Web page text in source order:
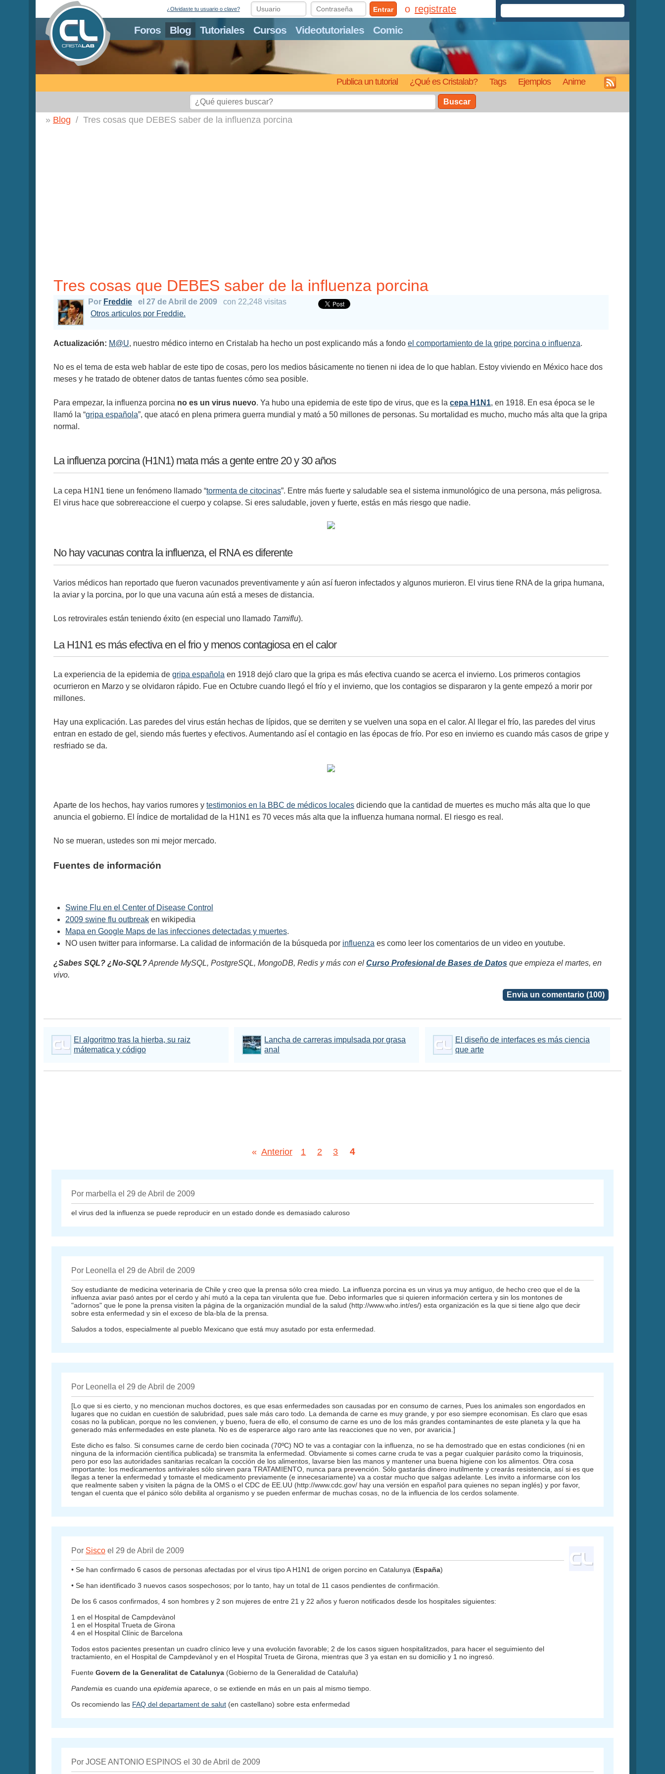
Foros Blog Tutoriales Cursos Videotutoriales Comic
Publica un tutorial ¿Qué es Cristalab? Tags Ejemplos Anime
¿Olvidaste tu usuario o clave? Entrar registrate
Buscar
Blog Tres cosas que DEBES saber de la influenza porcina
Tres cosas que DEBES saber de la influenza porcina
Por Freddie el 27 de Abril de 2009
con 22,248 visitas
Otros articulos por Freddie.
Actualización: M@U, nuestro médico interno en Cristalab ha hecho un post explicando más a fondo el comportamiento de la gripe porcina o influenza.
No es el tema de esta web hablar de este tipo de cosas, pero los medios básicamente no tienen ni idea de lo que hablan. Estoy viviendo en México hace dos
meses y he tratado de obtener datos de tantas fuentes cómo sea posible.
Para empezar, la influenza porcina no es un virus nuevo. Ya hubo una epidemia de este tipo de virus, que es la cepa H1N1, en 1918. En esa época se le
llamó la “gripa española”, que atacó en plena primera guerra mundial y mató a 50 millones de personas. Su mortalidad es mucho, mucho más alta que la gripa
normal.
La influenza porcina (H1N1) mata más a gente entre 20 y 30 años
La cepa H1N1 tiene un fenómeno llamado “tormenta de citocinas”. Entre más fuerte y saludable sea el sistema inmunológico de una persona, más peligrosa.
El virus hace que sobrereaccione el cuerpo y colapse. Si eres saludable, joven y fuerte, estás en más riesgo que nadie.
No hay vacunas contra la influenza, el RNA es diferente
Varios médicos han reportado que fueron vacunados preventivamente y aún así fueron infectados y algunos murieron. El virus tiene RNA de la gripa humana,
la aviar y la porcina, por lo que una vacuna aún está a meses de distancia.
Los retrovirales están teniendo éxito (en especial uno llamado Tamiflu).
La H1N1 es más efectiva en el frio y menos contagiosa en el calor
La experiencia de la epidemia de gripa española en 1918 dejó claro que la gripa es más efectiva cuando se acerca el invierno. Los primeros contagios
ocurrieron en Marzo y se olvidaron rápido. Fue en Octubre cuando llegó el frío y el invierno, que los contagios se dispararon y la gente empezó a morir por
millones.
Hay una explicación. Las paredes del virus están hechas de lípidos, que se derriten y se vuelven una sopa en el calor. Al llegar el frío, las paredes del virus
entran en estado de gel, siendo más fuertes y efectivos. Aumentando así el contagio en las épocas de frío. Por eso en invierno es cuando más casos de gripe y
resfriado se da.
Aparte de los hechos, hay varios rumores y testimonios en la BBC de médicos locales diciendo que la cantidad de muertes es mucho más alta que lo que
anuncia el gobierno. El índice de mortalidad de la H1N1 es 70 veces más alta que la influenza humana normal. El riesgo es real.
No se mueran, ustedes son mi mejor mercado.
Fuentes de información
Swine Flu en el Center of Disease Control
2009 swine flu outbreak en wikipedia
Mapa en Google Maps de las infecciones detectadas y muertes.
NO usen twitter para informarse. La calidad de información de la búsqueda por influenza es como leer los comentarios de un video en youtube.
¿Sabes SQL? ¿No-SQL?Aprende MySQL, PostgreSQL, MongoDB, Redis y más con el Curso Profesional de Bases de Datos que empieza el martes, en
vivo.
Envia un comentario (100)
El algoritmo tras la hierba, su raiz
mátematica y código
Lancha de carreras impulsada por grasa
anal
El diseño de interfaces es más ciencia
que arte
« Anterior 1 2 3 4
Por marbella el 29 de Abril de 2009
el virus ded la influenza se puede reproducir en un estado donde es demasiado caluroso
Por Leonella el 29 de Abril de 2009
Soy estudiante de medicina veterinaria de Chile y creo que la prensa sólo crea miedo. La influenza porcina es un virus ya muy antiguo, de hecho creo que el de la
influenza aviar pasó antes por el cerdo y ahí mutó a la cepa tan virulenta que fue. Debo informarles que si quieren información certera y sin los montones de
"adornos" que le pone la prensa visiten la página de la organización mundial de la salud (http://www.who.int/es/) esta organización es la que si tiene algo que decir
sobre esta enfermedad y sin el exceso de bla-bla de la prensa.
Saludos a todos, especialmente al pueblo Mexicano que está muy asutado por esta enfermedad.
Por Leonella el 29 de Abril de 2009
[Lo que si es cierto, y no mencionan muchos doctores, es que esas enfermedades son causadas por en consumo de carnes, Pues los animales son engordados en
lugares que no cuidan en cuestión de salubridad, pues sale más caro todo. La demanda de carne es muy grande, y por eso siempre economisan. Es claro que esas
cosas no la publican, porque no les convienen, y bueno, fuera de ello, el consumo de carne es uno de los más grandes contaminantes de este planeta y la que ha
generado más enfermedades en este planeta. No es de esperarce algo raro ante las reacciones que no ven, por avaricia.]
Este dicho es falso. Si consumes carne de cerdo bien cocinada (70ºC) NO te vas a contagiar con la influenza, no se ha demostrado que en estas condiciones (ni en
ninguna de la información científica publicada) se transmita la enfermedad. Obviamente si comes carne cruda te vas a pegar cualquier parásito como la triquinosis,
pero por eso las autoridades sanitarias recalcan la cocción de los alimentos, lavarse bien las manos y mantener una buena higiene con los alimentos. Otra cosa
importante: los medicamentos antivirales sólo sirven para TRATAMIENTO, nunca para prevención. Sólo gastarás dinero inutilmente y crearás resistencia, así si es que
llegas a tener la enfermedad y tomaste el medicamento previamente (e innecesariamente) va a costar mucho que salgas adelante. Les invito a informarse con los
que realmente saben y visiten la págna de la OMS o el CDC de EE.UU (http://www.cdc.gov/ hay una versión en español para quienes no sepan inglés) y por favor,
tengan el cuenta que el pánico sólo debilita al organismo y se pueden enfermar de muchas cosas, no de la influencia de los cerdos solamente.
Por Sisco el 29 de Abril de 2009
• Se han confirmado 6 casos de personas afectadas por el virus tipo A H1N1 de origen porcino en Catalunya (España)
• Se han identificado 3 nuevos casos sospechosos; por lo tanto, hay un total de 11 casos pendientes de confirmación.
De los 6 casos confirmados, 4 son hombres y 2 son mujeres de entre 21 y 22 años y fueron notificados desde los hospitales siguientes:
1 en el Hospital de Campdevànol
1 en el Hospital Trueta de Girona
4 en el Hospital Clínic de Barcelona
Todos estos pacientes presentan un cuadro clínico leve y una evolución favorable; 2 de los casos siguen hospitalitzados, para hacer el seguimiento del
tractamiento, en el Hospital de Campdevànol y en el Hospital Trueta de Girona, mientras que 3 ya estan en su domicilio y 1 no ingresó.
Fuente Govern de la Generalitat de Catalunya (Gobierno de la Generalidad de Cataluña)
Pandemia es cuando una epidemia aparece, o se extiende en más en un pais al mismo tiempo.
Os recomiendo las FAQ del departament de salut (en castellano) sobre esta enfermedad
Por JOSE ANTONIO ESPINOS el 30 de Abril de 2009